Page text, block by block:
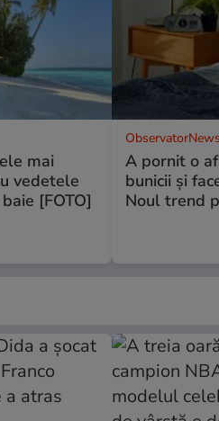
mai
vedetele
[FOTO]
A pornit o
bunicii şi
Noul trend